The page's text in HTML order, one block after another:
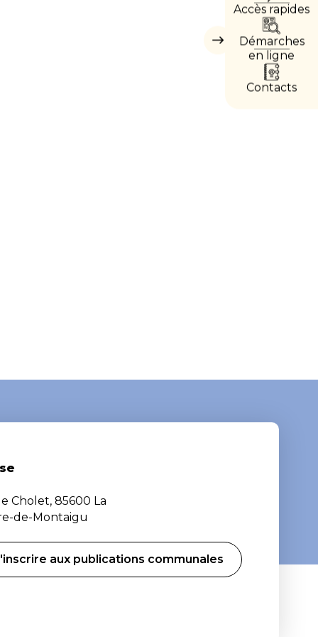
Masquer
Accès rapides
Démarches
en ligne
Contacts
Cholet, 85600 La
de-Montaigu
aux publications communales